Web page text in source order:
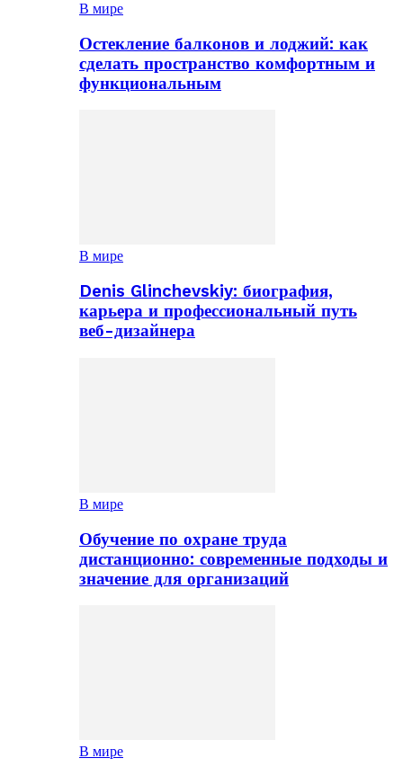
В мире
Остекление балконов и лоджий: как
сделать пространство комфортным и
функциональным
В мире
Denis Glinchevskiy: биография,
карьера и профессиональный путь
веб-дизайнера
В мире
Обучение по охране труда
дистанционно: современные подходы и
значение для организаций
В мире